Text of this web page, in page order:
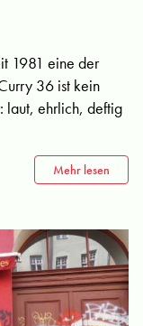
1981 eine der
36 ist kein
laut, ehrlich, deftig
Mehr lesen